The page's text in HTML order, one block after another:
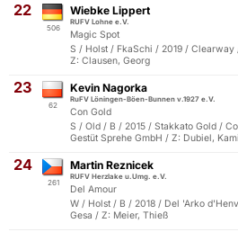
22
506
Wiebke Lippert
RUFV Lohne e.V.
Magic Spot
S / Holst / FkaSchi / 2019 / Clearway
Z: Clausen, Georg
23
62
Kevin Nagorka
RuFV Löningen-Böen-Bunnen v.1927 e.V.
Con Gold
S / Old / B / 2015 / Stakkato Gold /
Gestüt Sprehe GmbH / Z: Dubiel,
24
261
Martin Reznicek
RUFV Herzlake u.Umg. e.V.
Del Amour
W / Holst / B / 2018 / Del 'Arko
Gesa / Z: Meier, Thieß